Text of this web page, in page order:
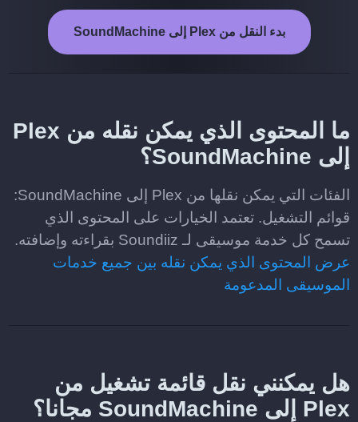
بدء النقل من Plex إلى SoundMachine
ما المحتوى الذي يمكن نقله من Plex
إلى SoundMachine؟
الفئات التي يمكن نقلها من Plex إلى SoundMachine:
قوائم التشغيل. تعتمد الخيارات على المحتوى الذي
تسمح كل خدمة موسيقى لـ Soundiiz بقراءته وإضافته.
عرض المحتوى الذي يمكن نقله بين جميع خدمات
الموسيقى المدعومة
هل يمكنني نقل قائمة تشغيل من
Plex إلى SoundMachine مجانا؟